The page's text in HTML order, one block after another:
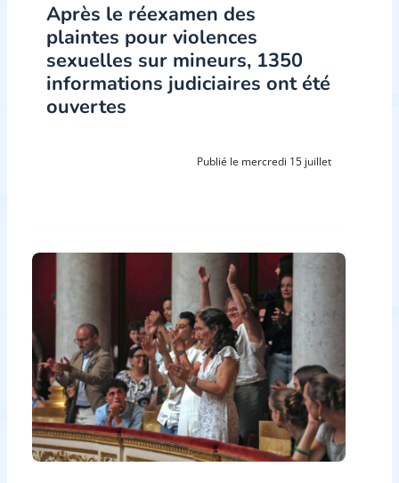
Après le réexamen des
plaintes pour violences
sexuelles sur mineurs, 1350
informations judiciaires ont été
ouvertes
Publié le mercredi 15 juillet